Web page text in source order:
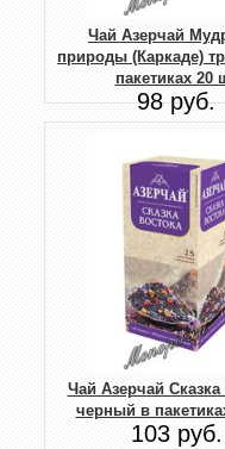
Чай Азерчай
природы (Каркаде)
пакетиках 20
98 руб.
Чай Азерчай Сказка
черный в
103 руб.